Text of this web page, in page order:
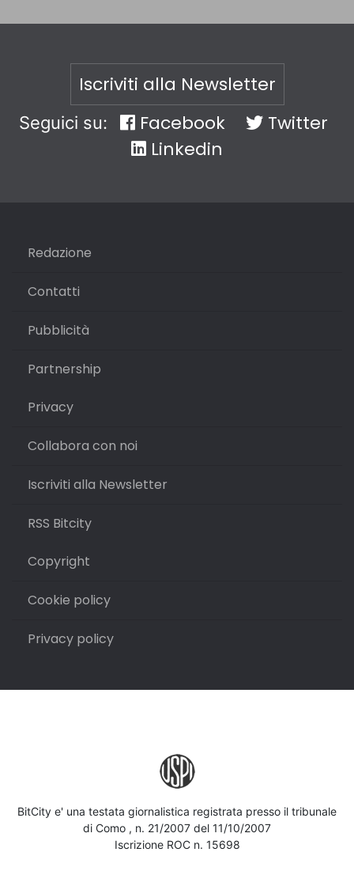
Iscriviti alla Newsletter
Seguici su: Facebook
Twitter
Linkedin
Redazione
Contatti
Pubblicità
Partnership
Privacy
Collabora con noi
Iscriviti alla Newsletter
RSS Bitcity
Copyright
Cookie policy
Privacy policy
BitCity e' una testata giornalistica registrata presso il tribunale
di Como , n. 21/2007 del 11/10/2007
Iscrizione ROC n. 15698